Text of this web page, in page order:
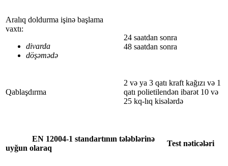
Aralıq doldurma işinə başlama
vaxtı:
divarda
döşəmədə
24 saatdan sonra
48 saatdan sonra
Qablaşdırma
2 və ya 3 qatı kraft kağızı və 1
qatı polietilendən ibarət 10 və
25 kq-lıq kisələrdə
EN 12004-1 standartının tələblərinə
uyğun olaraq
Test nəticələri